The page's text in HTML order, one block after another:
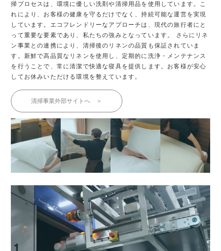
掃プロセスは、環境に優しい洗剤や清掃用品を使用して います。こ
れにより、お客様の健康を守るだけでなく、持続可能な運営を実現
しています。エコフレンドリーなアプローチは、現代の旅行者にと
っ て重要な要素であり、私たちの強みとなっています。
さらにリネ
ン事業との連携により、清掃後のリネンの品質も保証されてい ま
す。新鮮で高品質なリネンを使用し、定期的に洗浄・メンテナンス
を行 うことで、常に清潔で快適な寝具を提供します。お客様が安心
してお休みいただける環境を整えています。
清掃事業外部サイトへ ＞